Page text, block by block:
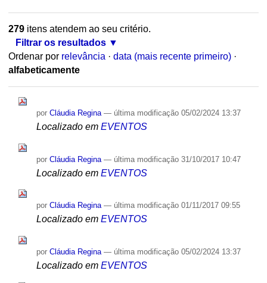
279itens atendem ao seu critério.
Filtrar os resultados
Ordenar por relevância · data (mais recente primeiro) ·
alfabeticamente
por Cláudia Regina — última modificação05/02/2024 13:37
Localizado em EVENTOS
por Cláudia Regina — última modificação31/10/2017 10:47
Localizado em EVENTOS
por Cláudia Regina — última modificação01/11/2017 09:55
Localizado em EVENTOS
por Cláudia Regina — última modificação05/02/2024 13:37
Localizado em EVENTOS